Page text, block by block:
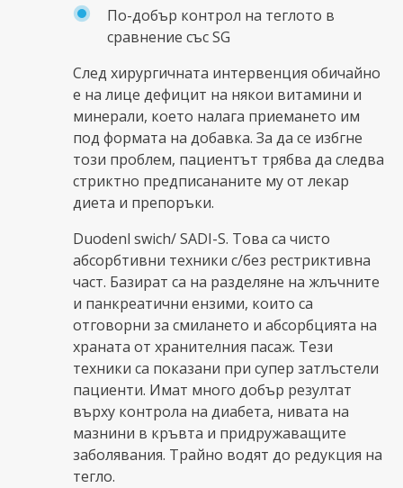
По-добър контрол на теглото в
сравнение със SG
След хирургичната интервенция обичайно
е на лице дефицит на някои витамини и
минерали, което налага приемането им
под формата на добавка. За да се избгне
този проблем, пациентът трябва да следва
стриктно предписананите му от лекар
диета и препоръки.
Duodenl swich/ SADI-S. Това са чисто
абсорбтивни техники с/без рестриктивна
част. Базират са на разделяне на жлъчните
и панкреатични ензими, които са
отговорни за смилането и абсорбцията на
храната от хранителния пасаж. Тези
техники са показани при супер затлъстели
пациенти. Имат много добър резултат
върху контрола на диабета, нивата на
мазнини в кръвта и придружаващите
заболявания. Трайно водят до редукция на
тегло.